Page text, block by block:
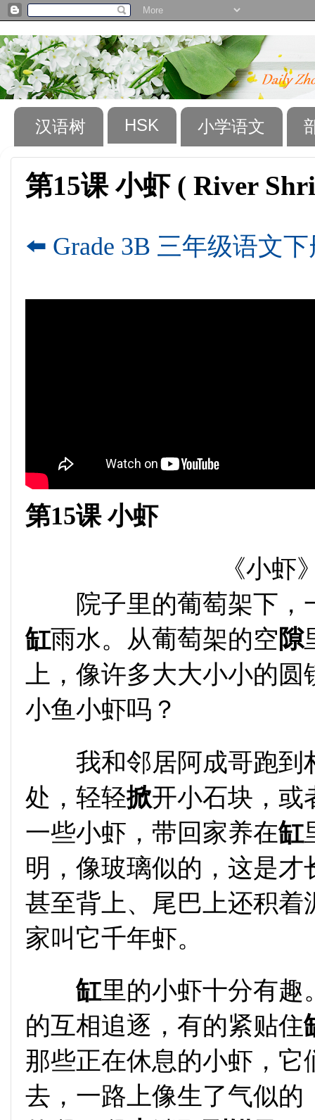
汉语树 HSK 小学语文
第15课 小虾 ( River
⬅️ Grade 3B 三年级语文下
第15课 小虾
《小虾
院子里的葡萄架下，
缸雨水。从葡萄架的空隙
上，像许多大大小小的
小鱼小虾吗？
我和邻居阿成哥跑到
处，轻轻掀开小石块，或
一些小虾，带回家养在缸
明，像玻璃似的，这是
甚至背上、尾巴上还积
家叫它千年虾。
缸里的小虾十分有趣
的互相追逐，有的紧贴住
那些正在休息的小虾，
去，一路上像生了气似